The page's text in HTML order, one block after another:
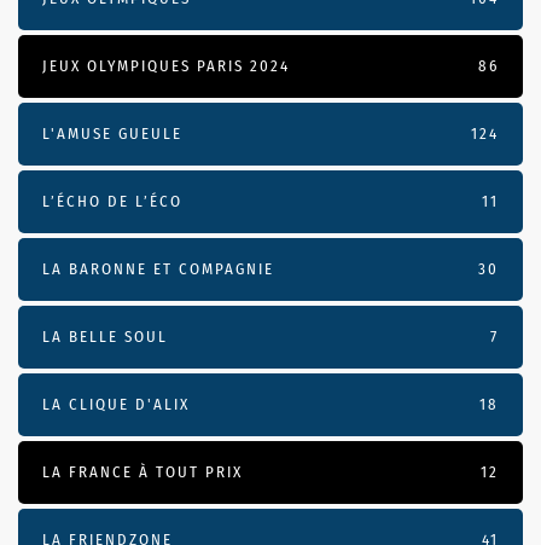
JEUX OLYMPIQUES PARIS 2024 86
L'AMUSE GUEULE 124
L’ÉCHO DE L’ÉCO 11
LA BARONNE ET COMPAGNIE 30
LA BELLE SOUL 7
LA CLIQUE D'ALIX 18
LA FRANCE À TOUT PRIX 12
LA FRIENDZONE 41